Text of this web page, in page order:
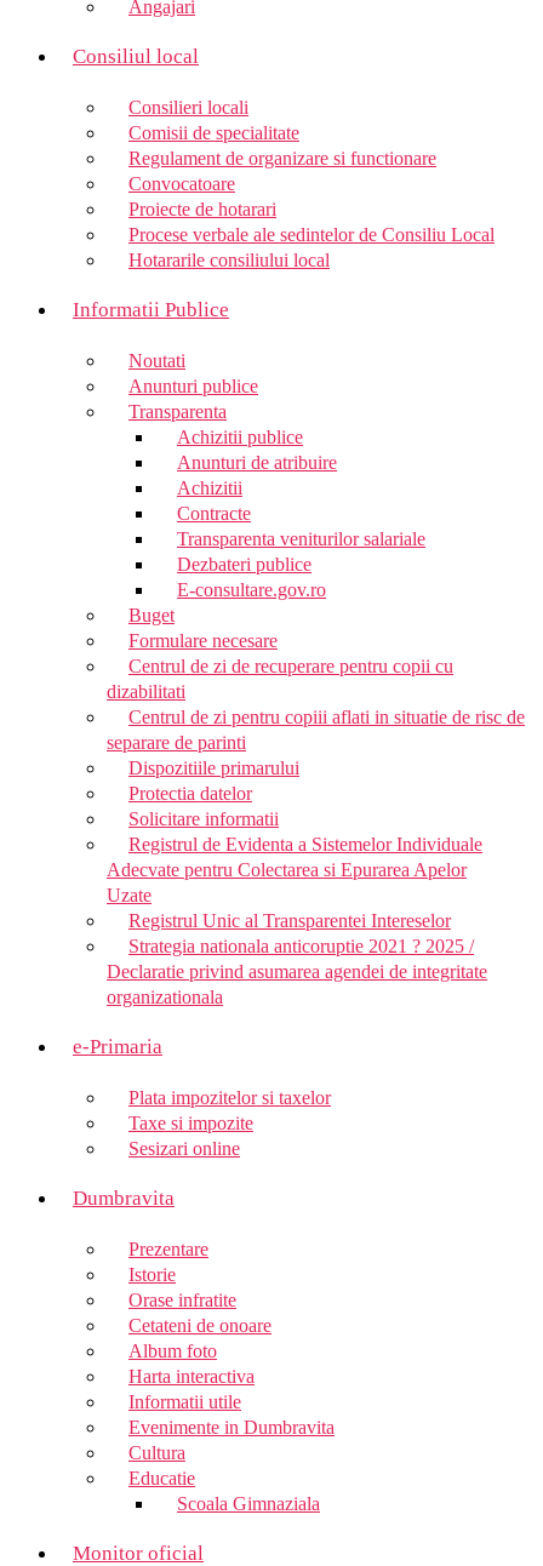
Angajari
Consiliul local
Consilieri locali
Comisii de specialitate
Regulament de organizare si functionare
Convocatoare
Proiecte de hotarari
Procese verbale ale sedintelor de Consiliu Local
Hotararile consiliului local
Informatii Publice
Noutati
Anunturi publice
Transparenta
Achizitii publice
Anunturi de atribuire
Achizitii
Contracte
Transparenta veniturilor salariale
Dezbateri publice
E-consultare.gov.ro
Buget
Formulare necesare
Centrul de zi de recuperare pentru copii cu
dizabilitati
Centrul de zi pentru copiii aflati in situatie de risc de
separare de parinti
Dispozitiile primarului
Protectia datelor
Solicitare informatii
Registrul de Evidenta a Sistemelor Individuale
Adecvate pentru Colectarea si Epurarea Apelor
Uzate
Registrul Unic al Transparentei Intereselor
Strategia nationala anticoruptie 2021 ? 2025 /
Declaratie privind asumarea agendei de integritate
organizationala
e-Primaria
Plata impozitelor si taxelor
Taxe si impozite
Sesizari online
Dumbravita
Prezentare
Istorie
Orase infratite
Cetateni de onoare
Album foto
Harta interactiva
Informatii utile
Evenimente in Dumbravita
Cultura
Educatie
Scoala Gimnaziala
Monitor oficial